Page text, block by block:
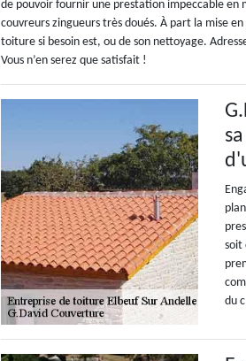
de pouvoir fournir une prestation impeccable en
couvreurs zingueurs très doués. À part la mise
toiture si besoin est, ou de son nettoyage.
Vous n’en serez que satisfait !
soit
du